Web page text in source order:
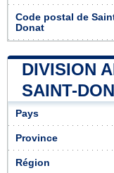
Code postal de
Donat
DIVISION
SAINT-
Pays
Province
Région